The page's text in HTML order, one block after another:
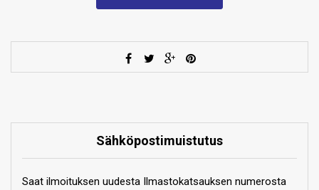
Sähköpostimuistutus
Saat ilmoituksen uudesta Ilmastokatsauksen numerosta